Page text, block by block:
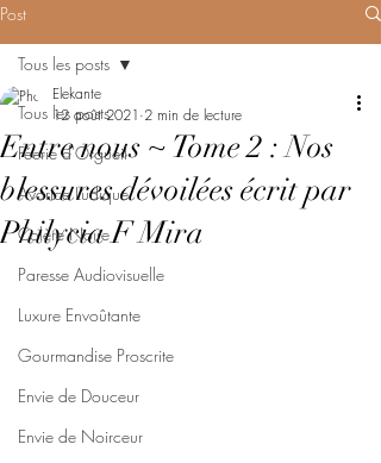
Post
Tous les posts
Féerie d'Orgueil
Avarice Ludique
Colère Noire
Paresse Audiovisuelle
Luxure Envoûtante
Gourmandise Proscrite
Envie de Douceur
Envie de Noirceur
Tous les posts
Entre nous ~ Tome 2 : Nos
blessures dévoilées écrit par
Philycia F Mira
Elekante
12 août 2021 2 min de lecture